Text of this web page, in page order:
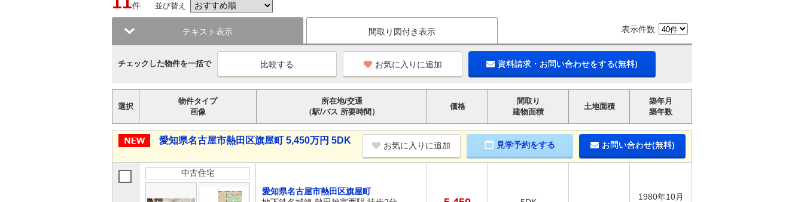
件 並び替え
テキスト表示 間取り図付き表示 表示件数
チェックした物件を一括で お気に入りに追加 資料請求・お問い合わせをする(無料)
選択
物件タイプ
画像
所在地/交通
（駅/バス 所要時間）
価格
間取り
建物面積
土地面積
築年月
築年数
愛知県名古屋市熱田区旗屋町 5,450万円 5DK お気に入りに追加 見学予約をする お問い合わせ(無料)
中古住宅
愛知県名古屋市熱田区旗屋町
1980年10月